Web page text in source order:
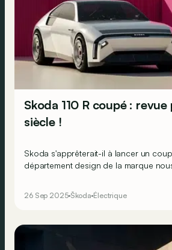
Skoda 110 R coupé : revue
siècle !
Skoda s'apprêterait-il à lancer un
département design de la marque
26 Sep 2025 Škoda Électrique